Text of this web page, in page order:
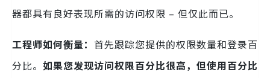
器都具有良好表现所需的访问权限 – 但仅此而已。
工程师如何衡量： 首先跟踪您提供的权限数量和登录百
分比。 如果您发现访问权限百分比很高，但使用百分比